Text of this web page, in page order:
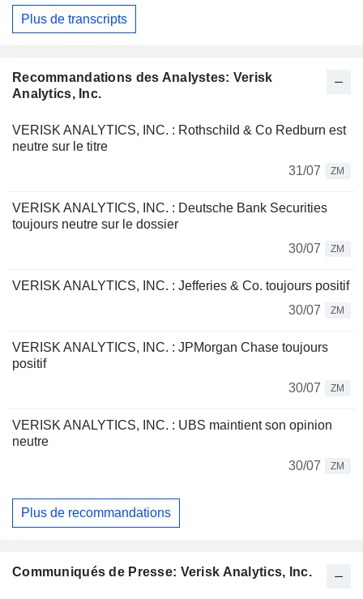
Plus de transcripts
Recommandations des Analystes: Verisk
Analytics, Inc.
VERISK ANALYTICS, INC. : Rothschild & Co Redburn est
neutre sur le titre
31/07
ZM
VERISK ANALYTICS, INC. : Deutsche Bank Securities
toujours neutre sur le dossier
30/07
ZM
VERISK ANALYTICS, INC. : Jefferies & Co. toujours positif
30/07
ZM
VERISK ANALYTICS, INC. : JPMorgan Chase toujours
positif
30/07
ZM
VERISK ANALYTICS, INC. : UBS maintient son opinion
neutre
30/07
ZM
Plus de recommandations
Communiqués de Presse: Verisk Analytics, Inc.